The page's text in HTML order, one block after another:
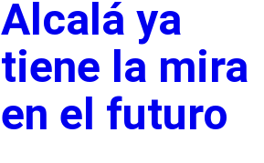
Alcalá ya
tiene la mira
en el futuro